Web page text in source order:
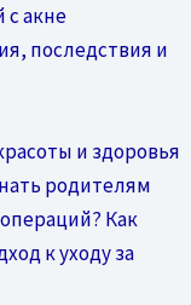
с акне
последствия и
и здоровья
родителям
Как
к уходу за